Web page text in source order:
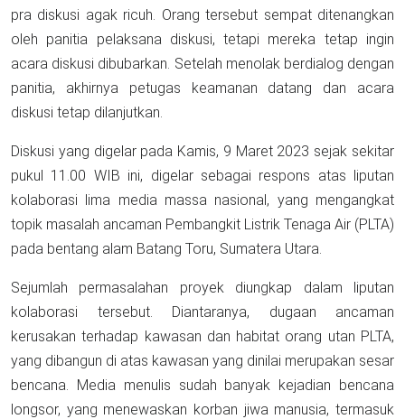
pra diskusi agak ricuh. Orang tersebut sempat ditenangkan
oleh panitia pelaksana diskusi, tetapi mereka tetap ingin
acara diskusi dibubarkan. Setelah menolak berdialog dengan
panitia, akhirnya petugas keamanan datang dan acara
diskusi tetap dilanjutkan.
Diskusi yang digelar pada Kamis, 9 Maret 2023 sejak sekitar
pukul 11.00 WIB ini, digelar sebagai respons atas liputan
kolaborasi lima media massa nasional, yang mengangkat
topik masalah ancaman Pembangkit Listrik Tenaga Air (PLTA)
pada bentang alam Batang Toru, Sumatera Utara.
Sejumlah permasalahan proyek diungkap dalam liputan
kolaborasi tersebut. Diantaranya, dugaan ancaman
kerusakan terhadap kawasan dan habitat orang utan PLTA,
yang dibangun di atas kawasan yang dinilai merupakan sesar
bencana. Media menulis sudah banyak kejadian bencana
longsor, yang menewaskan korban jiwa manusia, termasuk